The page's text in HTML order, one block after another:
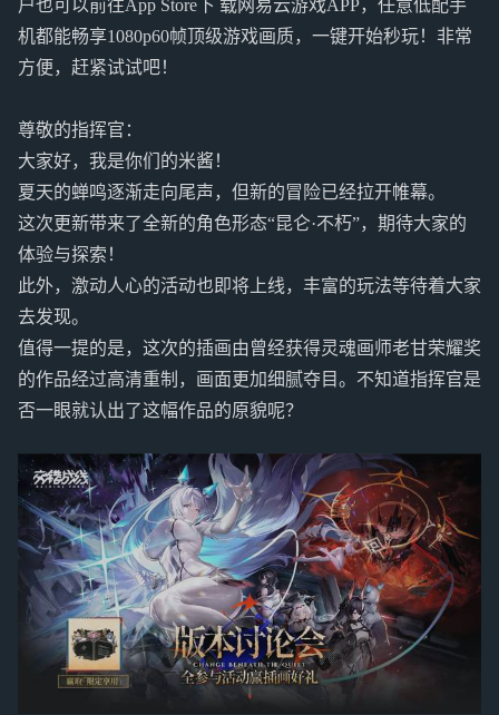
户也可以前往App Store下 载网易云游戏APP，任意低配手
机都能畅享1080p60帧顶级游戏画质，一键开始秒玩！非常
方便，赶紧试试吧！
尊敬的指挥官：
大家好，我是你们的米酱！
夏天的蝉鸣逐渐走向尾声，但新的冒险已经拉开帷幕。
这次更新带来了全新的角色形态“昆仑·不朽”，期待大家的
体验与探索！
此外，激动人心的活动也即将上线，丰富的玩法等待着大家
去发现。
值得一提的是，这次的插画由曾经获得灵魂画师老甘荣耀奖
的作品经过高清重制，画面更加细腻夺目。不知道指挥官是
否一眼就认出了这幅作品的原貌呢？